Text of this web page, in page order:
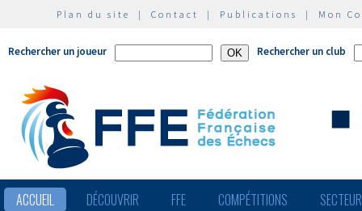
Plan du site | Contact | Publications | Mon
Rechercher un joueur Rechercher un club
ACCUEIL DÉCOUVRIR FFE COMPÉTITIONS